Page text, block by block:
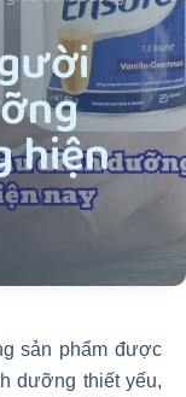
hiện
sản phẩm được
dưỡng thiết yếu,